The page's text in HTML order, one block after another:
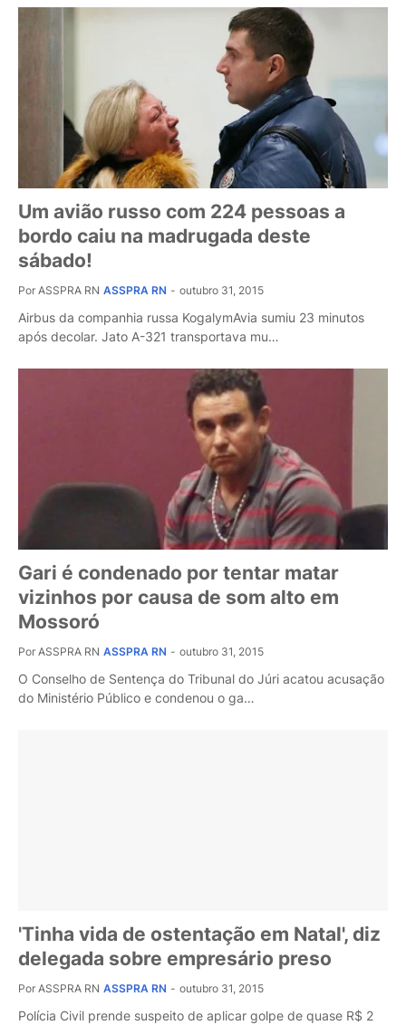
Um avião russo com 224 pessoas a
bordo caiu na madrugada deste
sábado!
Por ASSPRA RN ASSPRA RN - outubro 31, 2015
Airbus da companhia russa KogalymAvia sumiu 23 minutos
após decolar. Jato A-321 transportava mu…
Gari é condenado por tentar matar
vizinhos por causa de som alto em
Mossoró
Por ASSPRA RN ASSPRA RN - outubro 31, 2015
O Conselho de Sentença do Tribunal do Júri acatou acusação
do Ministério Público e condenou o ga…
'Tinha vida de ostentação em Natal', diz
delegada sobre empresário preso
Por ASSPRA RN ASSPRA RN - outubro 31, 2015
Polícia Civil prende suspeito de aplicar golpe de quase R$ 2